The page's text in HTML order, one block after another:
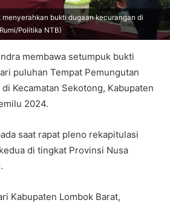
bukti dugaan kecurangan di
Politika NTB)
membawa setumpuk bukti
puluhan Tempat Pemungutan
Kecamatan Sekotong, Kabupaten
2024.
saat rapat pleno rekapitulasi
di tingkat Provinsi Nusa
Kabupaten Lombok Barat,